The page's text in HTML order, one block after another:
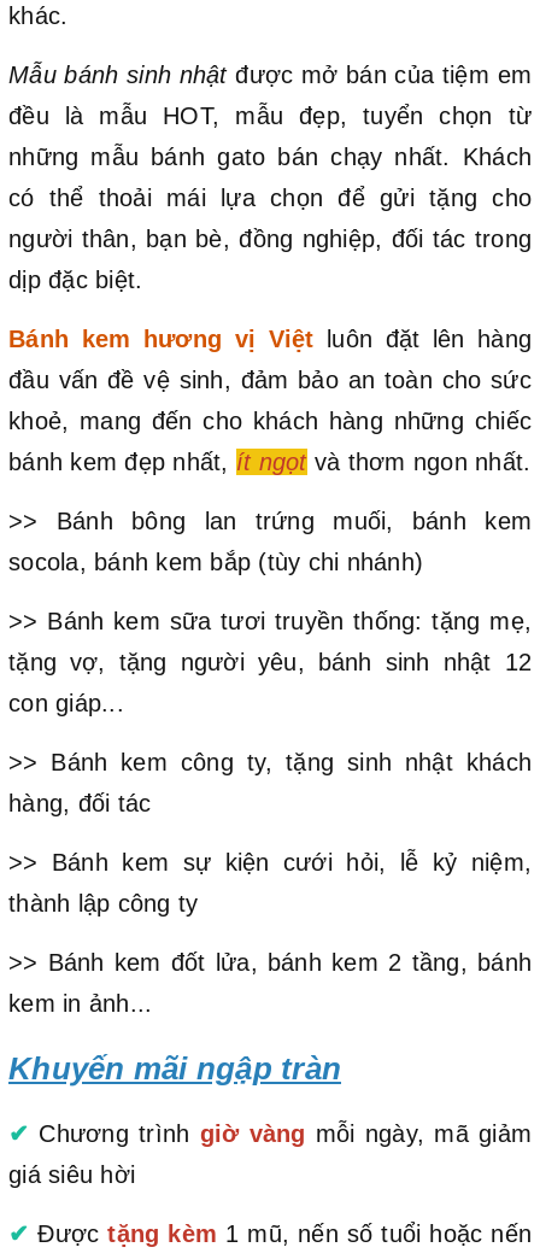
khác.
Mẫu bánh sinh nhậtđược mở bán của tiệm em
đều là mẫu HOT, mẫu đẹp, tuyển chọn từ
những mẫu bánh gato bán chạy nhất. Khách
có thể thoải mái lựa chọn để gửi tặng cho
người thân, bạn bè, đồng nghiệp, đối tác trong
dịp đặc biệt.
Bánh kem hương vị Việt luôn đặt lên hàng
đầu vấn đề vệ sinh, đảm bảo an toàn cho sức
khoẻ, mang đến cho khách hàng những chiếc
bánh kem đẹp nhất, ít ngọt và thơm ngon nhất.
>> Bánh bông lan trứng muối, bánh kem
socola, bánh kem bắp (tùy chi nhánh)
>> Bánh kem sữa tươi truyền thống: tặng mẹ,
tặng vợ, tặng người yêu, bánh sinh nhật 12
con giáp...
>> Bánh kem công ty, tặng sinh nhật khách
hàng, đối tác
>> Bánh kem sự kiện cưới hỏi, lễ kỷ niệm,
thành lập công ty
>> Bánh kem đốt lửa, bánh kem 2 tầng, bánh
kem in ảnh...
Khuyến mãi ngập tràn
✔ Chương trình giờ vàng mỗi ngày, mã giảm
giá siêu hời
✔ Được tặng kèm 1 mũ, nến số tuổi hoặc nến